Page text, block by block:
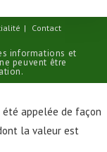
Contact
informations et
peuvent être
été appelée de façon
la valeur est